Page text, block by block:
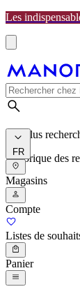
Les
Les plus
Historique des
FR
Magasins
Compte
Listes de
Panier